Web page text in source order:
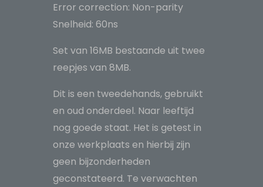
Error correction: Non-parity
Snelheid: 60ns
Set van 16MB bestaande uit twee
reepjes van 8MB.
Dit is een tweedehands, gebruikt
en oud onderdeel. Naar leeftijd
nog goede staat. Het is getest in
onze werkplaats en hierbij zijn
geen bijzonderheden
geconstateerd. Te verwachten